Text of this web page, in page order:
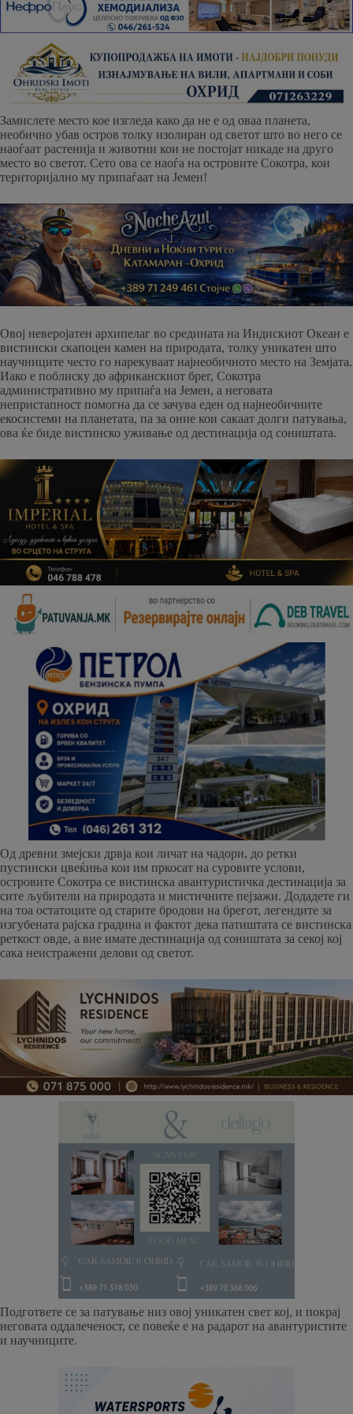
Замислете место кое изгледа како да не е од оваа планета,
необично убав остров толку изолиран од светот што во него се
наоѓаат растенија и животни кои не постојат никаде на друго
место во светот. Сето ова се наоѓа на островите Сокотра, кои
територијално му припаѓаат на Јемен!
Овој неверојатен архипелаг во средината на Индискиот Океан е
вистински скапоцен камен на природата, толку уникатен што
научниците често го нарекуваат најнеобичното место на Земјата.
Иако е поблиску до африканскиот брег, Сокотра
административно му припаѓа на Јемен, а неговата
непристапност помогна да се зачува еден од најнеобичните
екосистеми на планетата, па за оние кои сакаат долги патувања,
ова ќе биде вистинско уживање од дестинација од соништата.
Од древни змејски дрвја кои личат на чадори, до ретки
пустински цвеќиња кои им пркосат на суровите услови,
островите Сокотра се вистинска авантуристичка дестинација за
сите љубители на природата и мистичните пејзажи. Додадете ги
на тоа остатоците од старите бродови на брегот, легендите за
изгубената рајска градина и фактот дека патиштата се вистинска
реткост овде, а вие имате дестинација од соништата за секој кој
сака неистражени делови од светот.
Подгответе се за патување низ овој уникатен свет кој, и покрај
неговата оддалеченост, се повеќе е на радарот на авантуристите
и научниците.